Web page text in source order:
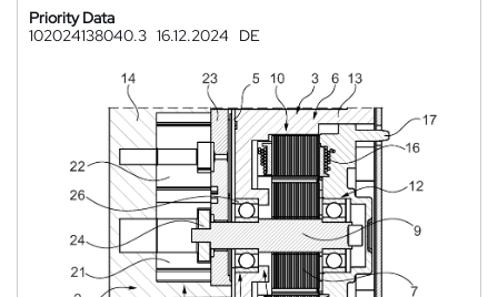
Priority Data
102024138040.3 16.12.2024 DE